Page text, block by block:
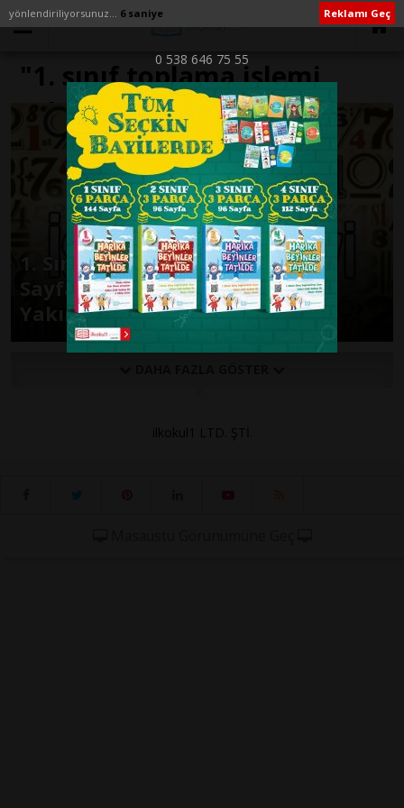
yönlendiriliyorsunuz... 6 saniye Reklamı Geç
0 538 646 75 55
"1. sınıf toplama işlemi
çalışma kağıdı eğitimhane"
ile İlişikli yazılar
1. Sınıf Toplama İşlemi Çalışma
Sayfaları 35 Farklı Dosya 100’e
Yakın Sayfa